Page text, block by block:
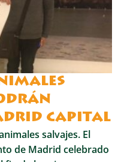
capital
salvajes. El
de Madrid celebrado